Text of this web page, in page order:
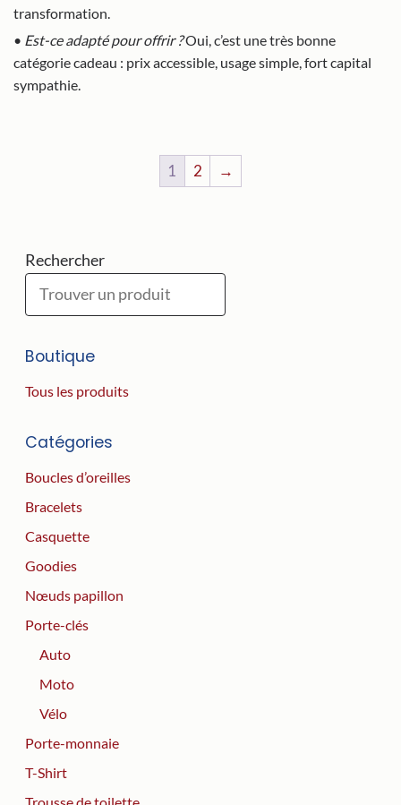
transformation.
• Est-ce adapté pour offrir ?Oui, c’est une très bonne
catégorie cadeau : prix accessible, usage simple, fort capital
sympathie.
1 2 →
Rechercher
Boutique
Tous les produits
Catégories
Boucles d’oreilles
Bracelets
Casquette
Goodies
Nœuds papillon
Porte-clés
Auto
Moto
Vélo
Porte-monnaie
T-Shirt